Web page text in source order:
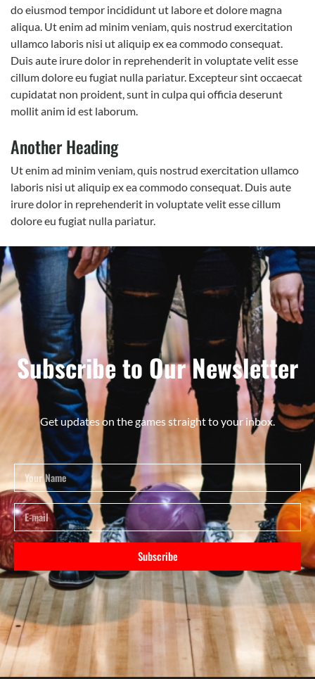
do eiusmod tempor incididunt ut labore et dolore magna
aliqua. Ut enim ad minim veniam, quis nostrud exercitation
ullamco laboris nisi ut aliquip ex ea commodo consequat.
Duis aute irure dolor in reprehenderit in voluptate velit esse
cillum dolore eu fugiat nulla pariatur. Excepteur sint occaecat
cupidatat non proident, sunt in culpa qui officia deserunt
mollit anim id est laborum.
Another Heading
Ut enim ad minim veniam, quis nostrud exercitation ullamco
laboris nisi ut aliquip ex ea commodo consequat. Duis aute
irure dolor in reprehenderit in voluptate velit esse cillum
dolore eu fugiat nulla pariatur.
Subscribe to Our Newsletter
Get updates on the games straight to your inbox.
Subscribe